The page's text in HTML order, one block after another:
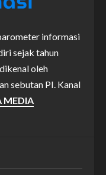
informasi
sejak tahun
oleh
sebutan PI. Kanal
MEDIA